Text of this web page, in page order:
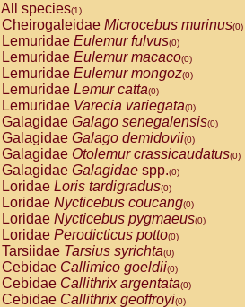
All species(1)
Cheirogaleidae Microcebus murinus(0)
Lemuridae Eulemur fulvus(0)
Lemuridae Eulemur macaco(0)
Lemuridae Eulemur mongoz(0)
Lemuridae Lemur catta(0)
Lemuridae Varecia variegata(0)
Galagidae Galago senegalensis(0)
Galagidae Galago demidovii(0)
Galagidae Otolemur crassicaudatus(0)
Galagidae Galagidae spp.(0)
Loridae Loris tardigradus(0)
Loridae Nycticebus coucang(0)
Loridae Nycticebus pygmaeus(0)
Loridae Perodicticus potto(0)
Tarsiidae Tarsius syrichta(0)
Cebidae Callimico goeldii(0)
Cebidae Callithrix argentata(0)
Cebidae Callithrix geoffroyi(0)